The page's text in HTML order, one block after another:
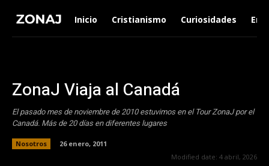
Inicio Cristianismo Curiosidades
ZonaJ Viaja al Canadá
El pasado mes de noviembre de 2010 estuvimos en el Tour ZonaJ por el
Canadá. Más de 20 días en diferentes lugares
Nosotros
26 enero, 2011
Modified date: 4 abril, 2026